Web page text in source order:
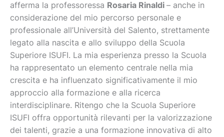
afferma la professoressa Rosaria Rinaldi – anche in
considerazione del mio percorso personale e
professionale all’Università del Salento, strettamente
legato alla nascita e allo sviluppo della Scuola
Superiore ISUFI. La mia esperienza presso la Scuola
ha rappresentato un elemento centrale nella mia
crescita e ha influenzato significativamente il mio
approccio alla formazione e alla ricerca
interdisciplinare. Ritengo che la Scuola Superiore
ISUFI offra opportunità rilevanti per la valorizzazione
dei talenti, grazie a una formazione innovativa di alto